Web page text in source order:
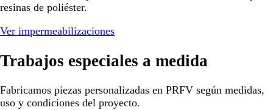
resinas de poliéster.
Ver impermeabilizaciones
Trabajos especiales a medida
Fabricamos piezas personalizadas en PRFV según medidas,
uso y condiciones del proyecto.